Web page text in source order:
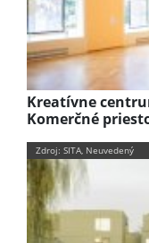
Kreatívne
Komerčné
Zdroj: SITA, Neuvedený